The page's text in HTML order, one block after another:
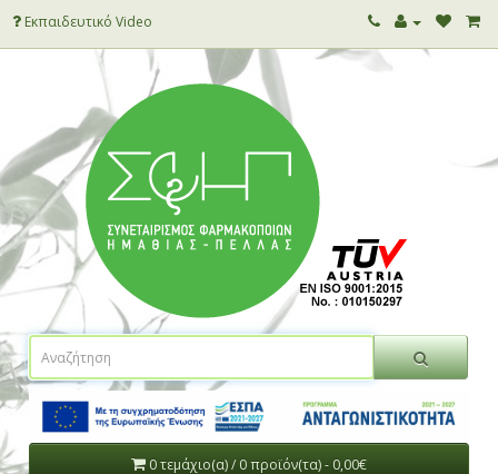
Εκπαιδευτικό Video
0 τεμάχιο(α) / 0 προϊόν(τα) - 0,00€